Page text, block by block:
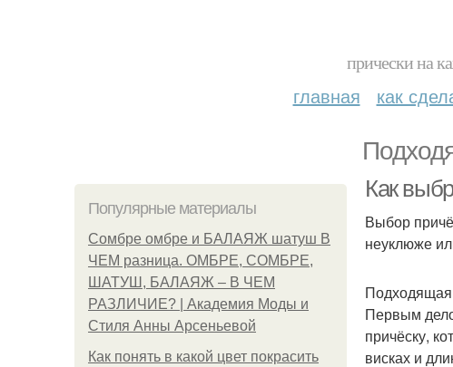
прически на
главная как
Популярные материалы
Сомбре омбре и БАЛАЯЖ шатуш В
ЧЕМ разница. ОМБРЕ, СОМБРЕ,
ШАТУШ, БАЛАЯЖ – В ЧЕМ
РАЗЛИЧИЕ? | Академия Моды и
Стиля Анны Арсеньевой
Как понять в какой цвет покрасить
Как
Выбор
неуклюже
Первым
причёску,
висках и